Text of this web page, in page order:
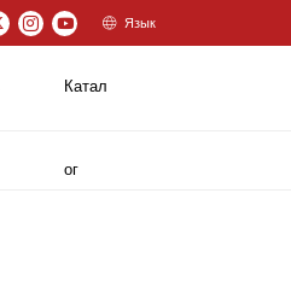
Язык
Катал
ог